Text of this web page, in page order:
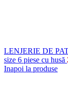
LENJERIE DE
size 6 piese cu husă
Inapoi la produse